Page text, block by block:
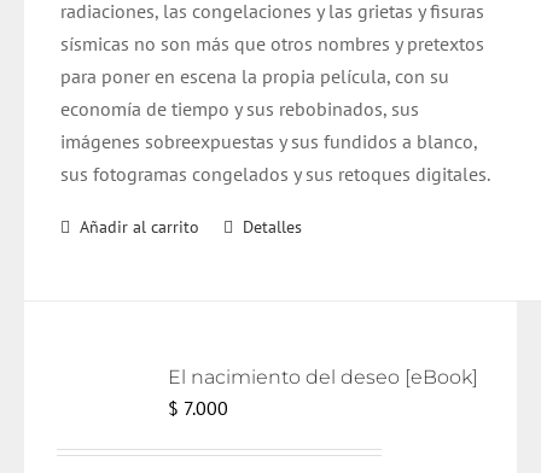
radiaciones, las congelaciones y las grietas y fisuras
sísmicas no son más que otros nombres y pretextos
para poner en escena la propia película, con su
economía de tiempo y sus rebobinados, sus
imágenes sobreexpuestas y sus fundidos a blanco,
sus fotogramas congelados y sus retoques digitales.
Añadir al carrito Detalles
El nacimiento del deseo [eBook]
$ 7.000